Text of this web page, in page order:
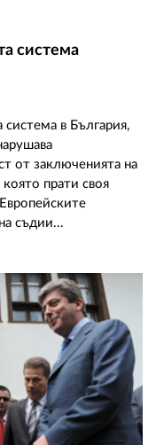
система
система в България,
от заключенията на
прати своя
съдии...